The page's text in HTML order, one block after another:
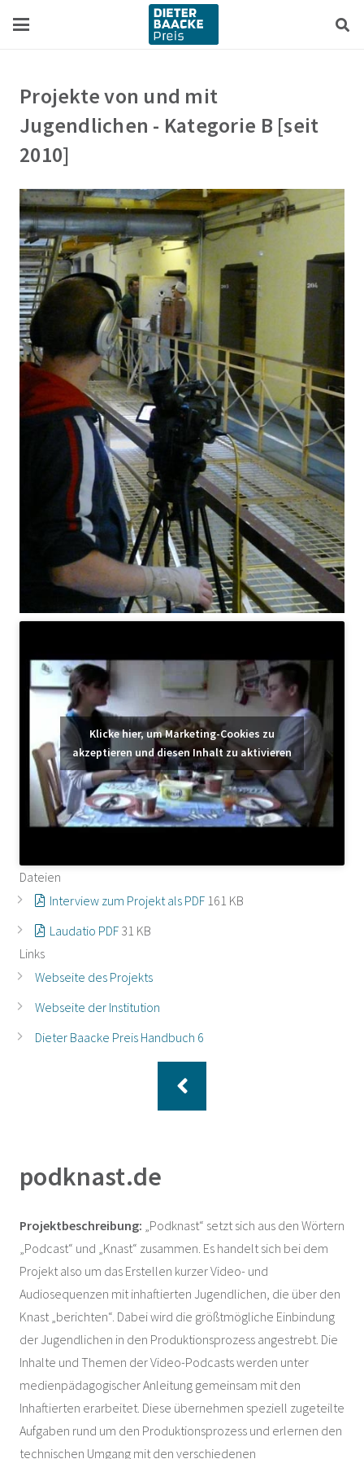
Inhalt
Navigation
Projekte von und mit
Jugendlichen - Kategorie B [seit
2010]
Klicke hier, um Marketing-Cookies zu
akzeptieren und diesen Inhalt zu aktivieren
Dateien
Interview zum Projekt als PDF 161 KB
Laudatio PDF 31 KB
Links
Webseite des Projekts
Webseite der Institution
Dieter Baacke Preis Handbuch 6
podknast.de
Projektbeschreibung: „Podknast“ setzt sich aus den Wörtern
„Podcast“ und „Knast“ zusammen. Es handelt sich bei dem
Projekt also um das Erstellen kurzer Video- und
Audiosequenzen mit inhaftierten Jugendlichen, die über den
Knast „berichten“. Dabei wird die größtmögliche Einbindung
der Jugendlichen in den Produktionsprozess angestrebt. Die
Inhalte und Themen der Video-Podcasts werden unter
medienpädagogischer Anleitung gemeinsam mit den
Inhaftierten erarbeitet. Diese übernehmen speziell zugeteilte
Aufgaben rund um den Produktionsprozess und erlernen den
technischen Umgang mit den verschiedenen